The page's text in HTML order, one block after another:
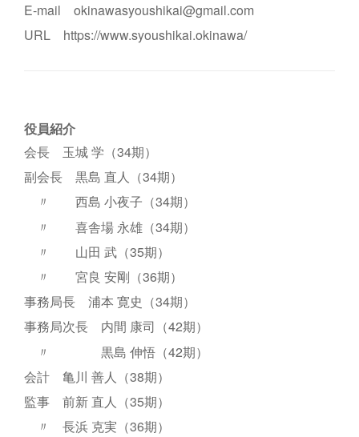
E-mail okinawasyoushikai@gmail.com
URL https://www.syoushikai.okinawa/
役員紹介
会長 玉城 学（34期）
副会長 黒島 直人（34期）
〃 西島 小夜子（34期）
〃 喜舎場 永雄（34期）
〃 山田 武（35期）
〃 宮良 安剛（36期）
事務局長 浦本 寛史（34期）
事務局次長 内間 康司（42期）
〃 黒島 伸悟（42期）
会計 亀川 善人（38期）
監事 前新 直人（35期）
〃 長浜 克実（36期）